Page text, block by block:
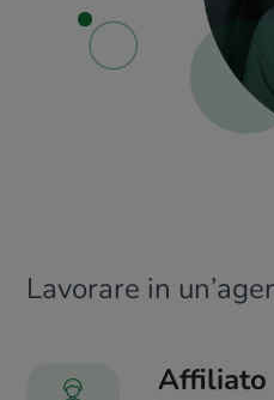
Lavorare in
Affiliato